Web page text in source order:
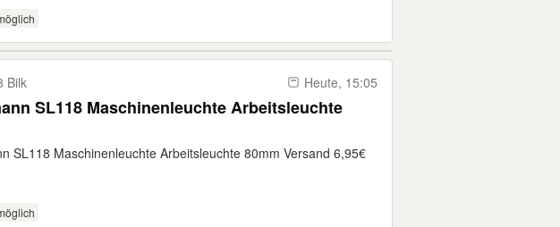
Bilk Heute, 15:05
SL118 Maschinenleuchte Arbeitsleuchte
SL118 Maschinenleuchte Arbeitsleuchte 80mm Versand 6,95€